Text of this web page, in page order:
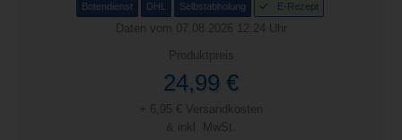
Botendienst DHL Selbstabholung E-Rezept
Daten vom 07.08.2026 12:24 Uhr
Produktpreis
24,99 €
+ 6,95 € Versandkosten
& inkl. MwSt.